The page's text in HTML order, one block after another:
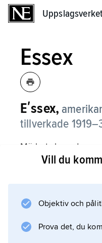
Essex
Eʹssex,
tillverkade
Märket skapades
1919 och var en bil
Hudsons ekonomi.
på USA-
Vill du
Objektiv och
Prova det, du